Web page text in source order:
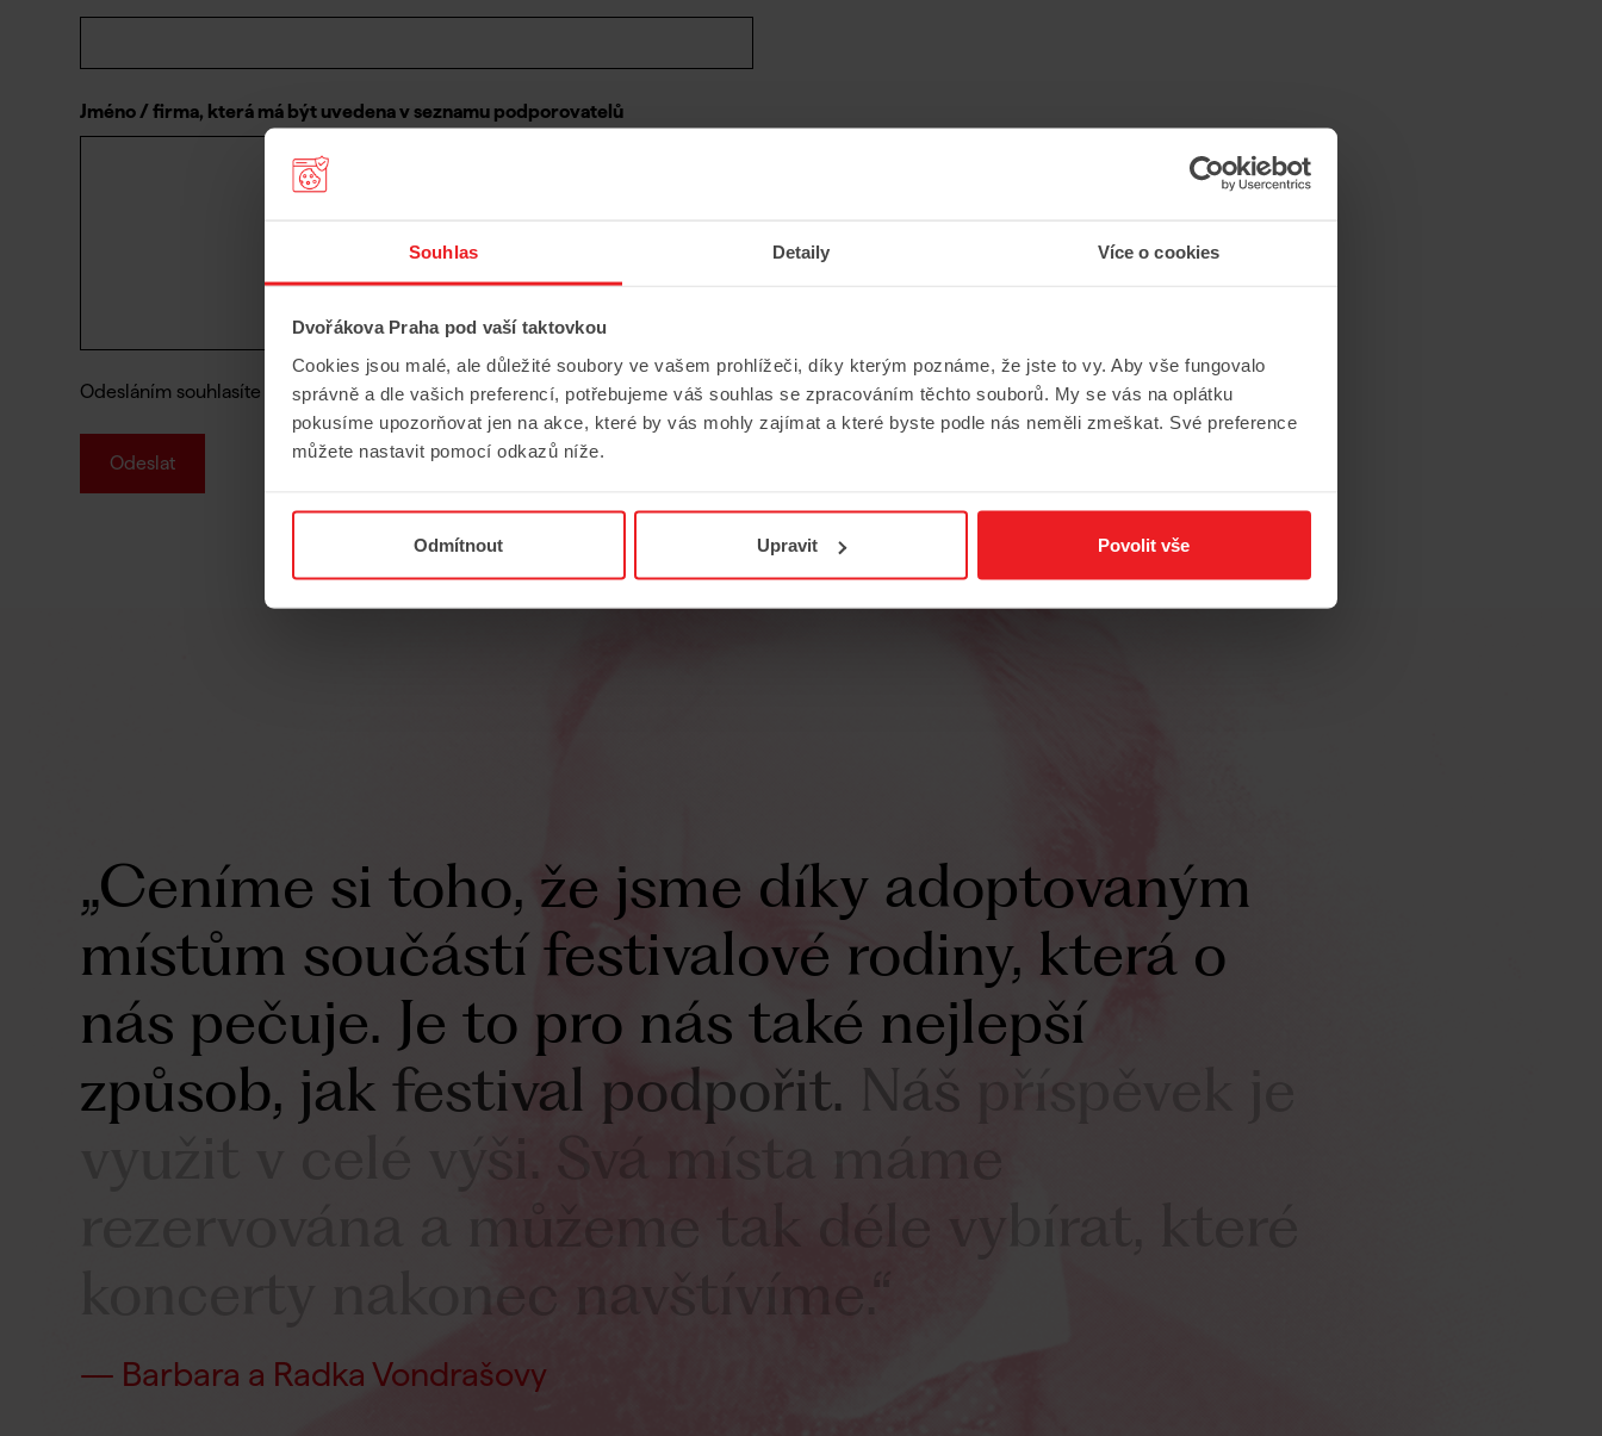
Souhlas Detaily Více o cookies
Dvořákova Praha pod vaší taktovkou
Cookies jsou malé, ale důležité soubory ve vašem prohlížeči, díky kterým poznáme, že jste to vy. Aby vše fungovalo
správně a dle vašich preferencí, potřebujeme váš souhlas se zpracováním těchto souborů. My se vás na oplátku
pokusíme upozorňovat jen na akce, které by vás mohly zajímat a které byste podle nás neměli zmeškat. Své preference
můžete nastavit pomocí odkazů níže.
Odmítnout Upravit Povolit vše
Jméno / firma, která má být uvedena v seznamu podporovatelů
Odesláním souhlasíte se Zásadami zpracování osobních údajů.
„Ceníme si toho, že jsme díky adoptovaným
místům součástí festivalové rodiny, která o
nás pečuje. Je to pro nás také nejlepší
způsob, jak festival podpořit. Náš příspěvek
nakonec
— Barbara a Radka Vondrašovy